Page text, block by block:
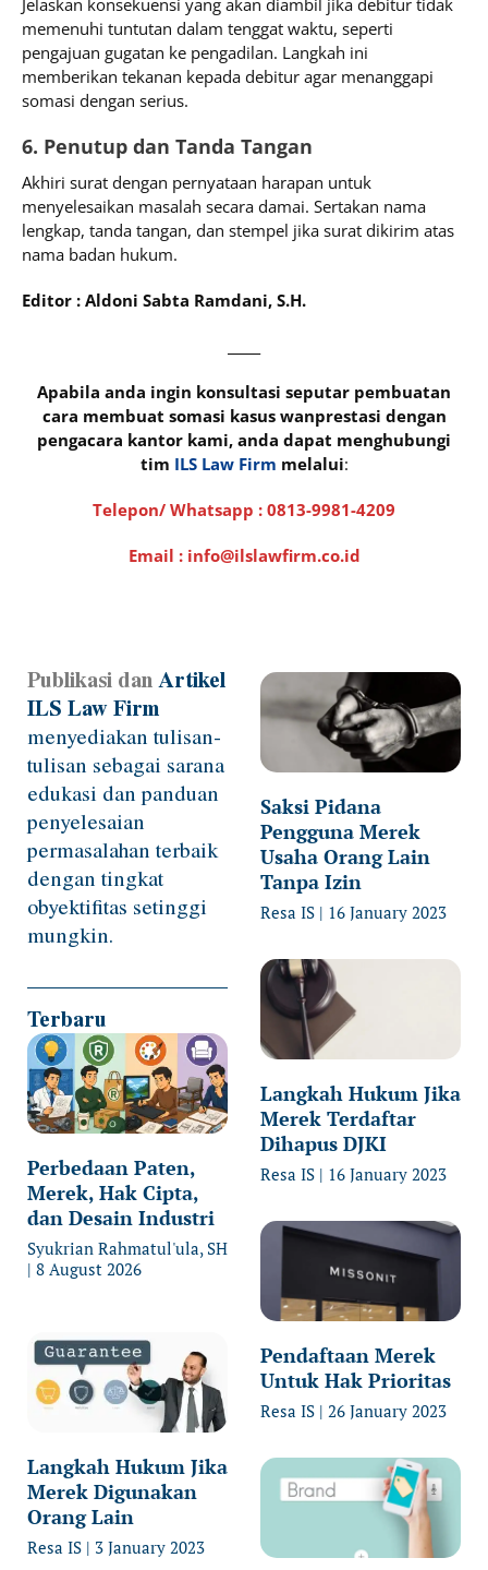
memenuhi tuntutan dalam tenggat waktu, seperti
pengajuan gugatan ke pengadilan. Langkah ini
memberikan tekanan kepada debitur agar menanggapi
somasi dengan serius.
6. Penutup dan Tanda Tangan
Akhiri surat dengan pernyataan harapan untuk
menyelesaikan masalah secara damai. Sertakan nama
lengkap, tanda tangan, dan stempel jika surat dikirim atas
nama badan hukum.
Editor : Aldoni Sabta Ramdani, S.H.
Apabila anda ingin konsultasi seputar pembuatan
cara membuat somasi kasus wanprestasi dengan
pengacara kantor kami, anda dapat menghubungi
tim ILS Law Firm melalui:
Telepon/ Whatsapp : 0813-9981-4209
Email : info@ilslawfirm.co.id
Publikasi danArtikel
ILS Law Firm
menyediakan tulisan-
tulisan sebagai sarana
edukasi dan panduan
penyelesaian
permasalahan terbaik
dengan tingkat
obyektifitas setinggi
mungkin.
Terbaru
Perbedaan Paten,
Merek, Hak Cipta,
dan Desain Industri
Syukrian Rahmatul'ula, SH
8 August 2026
Langkah Hukum Jika
Merek Digunakan
Orang Lain
Resa IS 3 January 2023
Saksi Pidana
Pengguna Merek
Usaha Orang Lain
Tanpa Izin
Resa IS 16 January 2023
Langkah Hukum Jika
Merek Terdaftar
Dihapus DJKI
Resa IS 16 January 2023
Pendaftaan Merek
Untuk Hak Prioritas
Resa IS 26 January 2023
PagePage